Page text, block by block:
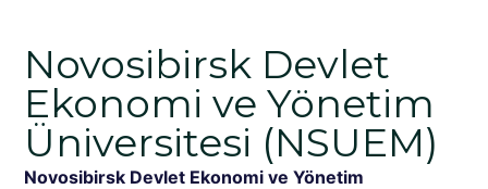
Novosibirsk Devlet
Ekonomi ve Yönetim
Üniversitesi (NSUEM)
Novosibirsk Devlet Ekonomi ve Yönetim